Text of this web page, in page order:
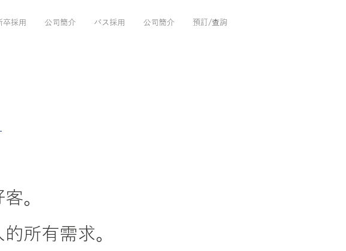
卒採用 公司簡介 バス採用 公司簡介 預訂/查詢
。
所有需求。